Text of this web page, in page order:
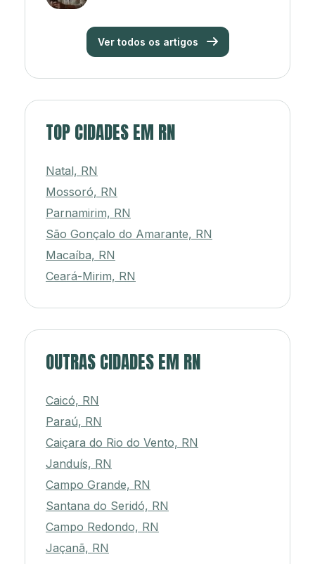
Ver todos os artigos
TOP CIDADES EM RN
Natal, RN
Mossoró, RN
Parnamirim, RN
São Gonçalo do Amarante, RN
Macaíba, RN
Ceará-Mirim, RN
OUTRAS CIDADES EM RN
Caicó, RN
Paraú, RN
Caiçara do Rio do Vento, RN
Janduís, RN
Campo Grande, RN
Santana do Seridó, RN
Campo Redondo, RN
Jaçanã, RN